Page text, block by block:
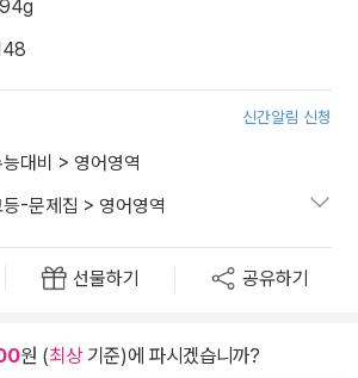
신간알림 신청
대비 > 영어영역
등-문제집 > 영어영역
선물하기 공유하기
원 (최상기준)에 파시겠습니까?